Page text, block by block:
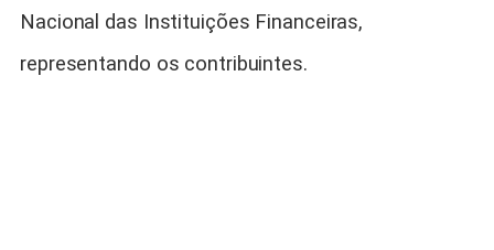
Nacional das Instituições Financeiras,
representando os contribuintes.